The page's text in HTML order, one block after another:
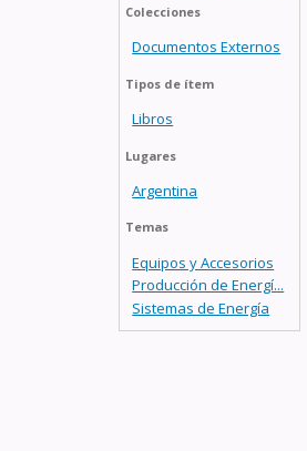
Colecciones
Documentos Externos
Tipos de ítem
Libros
Lugares
Argentina
Temas
Equipos y Accesorios
Producción de Energí...
Sistemas de Energía